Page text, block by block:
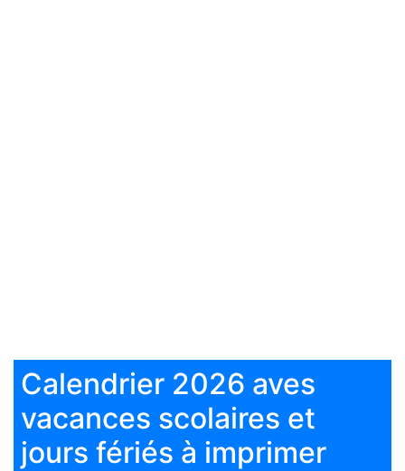
Calendrier 2026 aves
vacances scolaires et
jours fériés à imprimer